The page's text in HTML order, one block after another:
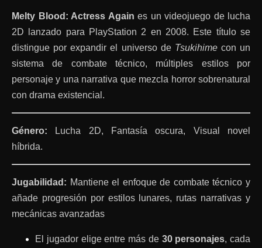
Melty Blood: Actress Again es un videojuego de lucha
2D lanzado para PlayStation 2 en 2008. Este título se
distingue por expandir el universo de Tsukihimecon un
sistema de combate técnico, múltiples estilos por
personaje y una narrativa que mezcla horror sobrenatural
con drama existencial.
Género: Lucha 2D, Fantasía oscura, Visual novel
híbrida.
Jugabilidad: Mantiene el enfoque de combate técnico y
añade progresión por estilos lunares, rutas narrativas y
mecánicas avanzadas
El jugador elige entre más de 30 personajes, cada